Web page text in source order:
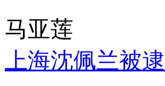
马亚莲
上海沈佩兰被